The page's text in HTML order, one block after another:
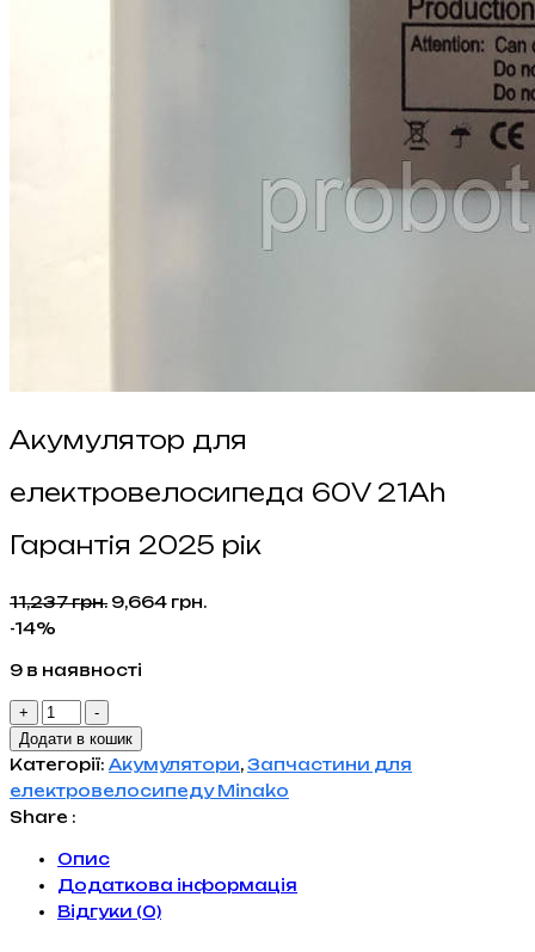
Акумулятор для
електровелосипеда 60V 21Ah
Гарантія 2025 рік
11,237грн. Оригінальна
9,664 грн.
-14%
9 в наявності
+
Акумулятор
для
електровелосипеда
60V
21Ah
2025
рік
кількість
-
Додати в кошик
Категорії: Акумулятори,Запчастини для
електровелосипеду Minako
Share :
Опис
Додаткова інформація
Відгуки (0)